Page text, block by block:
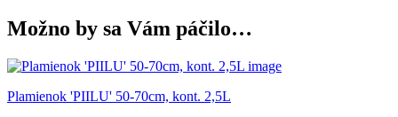
Možno by sa Vám páčilo…
Plamienok 'PIILU' 50-70cm, kont. 2,5L